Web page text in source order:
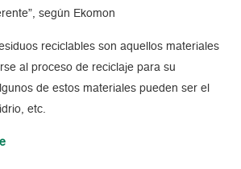
según Ekomon
reciclables son aquellos materiales
al proceso de reciclaje para su
de estos materiales pueden ser el
etc.